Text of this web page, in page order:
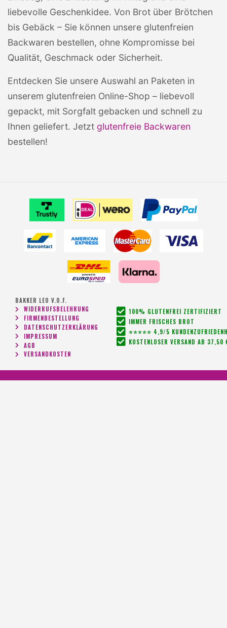
liebevolle Geschenkidee. Von Brot über Brötchen
bis Gebäck – Sie können unsere glutenfreien
Backwaren bestellen, ohne Kompromisse bei
Qualität, Geschmack oder Sicherheit.
Entdecken Sie unsere Auswahl an Paketen in
unserem glutenfreien Online-Shop – liebevoll
gepackt, mit Sorgfalt gebacken und schnell zu
Ihnen geliefert. Jetzt glutenfreie Backwaren
bestellen!
BAKKER LEO V.O.F.
WIDERRUFSBELEHRUNG
FIRMENBESTELLUNG
DATENSCHUTZERKLÄRUNG
IMPRESSUM
AGB
VERSANDKOSTEN
100% GLUTENFREI ZERTIFIZIERT
IMMER FRISCHES BROT
⭐⭐⭐⭐⭐ 4,9/5
KOSTENLOSER VERSAND AB 37,50